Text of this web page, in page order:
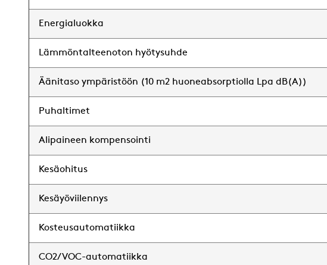
Energialuokka
Lämmöntalteenoton hyötysuhde
Äänitaso ympäristöön (10 m2 huoneabsorptiolla Lpa dB(A))
Puhaltimet
Alipaineen kompensointi
Kesäohitus
Kesäyöviilennys
Kosteusautomatiikka
CO2/VOC-automatiikka